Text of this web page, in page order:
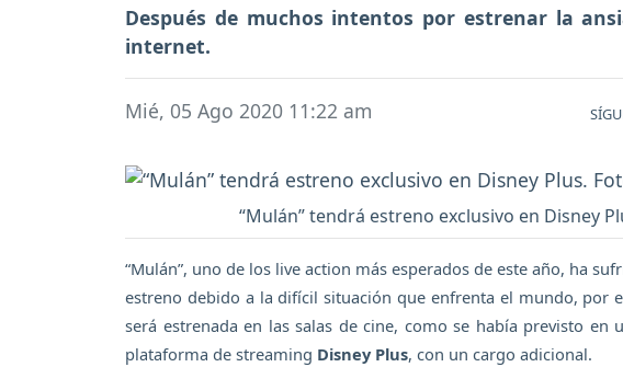
Después de muchos intentos por estrenar la
internet.
Mié, 05 Ago 2020 11:22 am
“Mulán” tendrá estreno exclusivo en Disney
“Mulán”, uno de los live action más esperados de este año, ha
estreno debido a la difícil situación que enfrenta el mundo, por
será estrenada en las salas de cine, como se había previsto
plataforma de streaming Disney Plus, con un cargo adicional.